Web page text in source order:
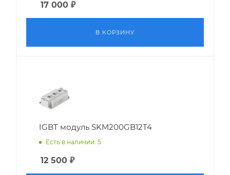
17 000 ₽
В КОРЗИНУ
IGBT модуль SKM200GB12T4
Есть в наличии: 5
12 500 ₽